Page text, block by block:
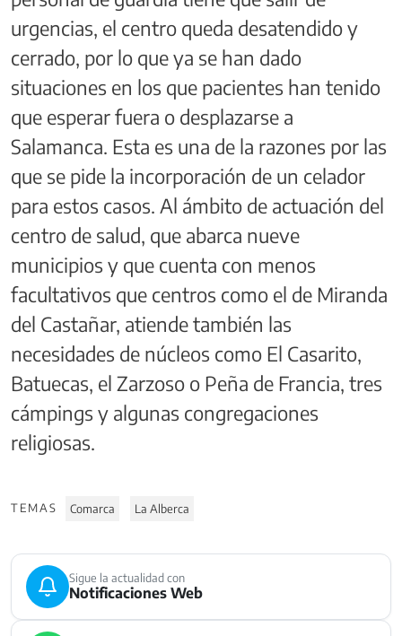
urgencias, el centro queda desatendido y
cerrado, por lo que ya se han dado
situaciones en los que pacientes han tenido
que esperar fuera o desplazarse a
Salamanca. Esta es una de la razones por las
que se pide la incorporación de un celador
para estos casos. Al ámbito de actuación del
centro de salud, que abarca nueve
municipios y que cuenta con menos
facultativos que centros como el de Miranda
del Castañar, atiende también las
necesidades de núcleos como El Casarito,
Batuecas, el Zarzoso o Peña de Francia, tres
cámpings y algunas congregaciones
religiosas.
TEMAS Comarca La Alberca
Sigue la actualidad con
Notificaciones Web